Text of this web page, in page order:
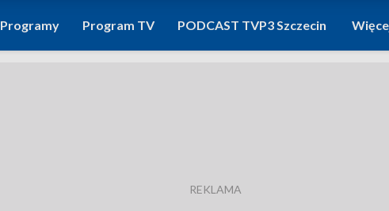
Programy Program TV PODCAST TVP3 Szczecin